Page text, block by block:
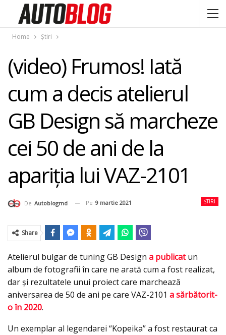
Home Știri
(video) Frumos! Iată
cum a decis atelierul
GB Design să marcheze
cei 50 de ani de la
apariţia lui VAZ-2101
ȘTIRI
De Autoblogmd Pe 9 martie 2021
Share
Atelierul bulgar de tuning GB Design a publicatun
album de fotografii în care ne arată cum a fost realizat,
dar şi rezultatele unui proiect care marchează
aniversarea de 50 de ani pe care VAZ-2101 a sărbătorit-
o în 2020.
Un exemplar al legendarei “Kopeika” a fost restaurat ca